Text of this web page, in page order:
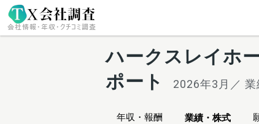
ハークスレイホ
ポート
2026年3月／
年収・報酬 業績・株式